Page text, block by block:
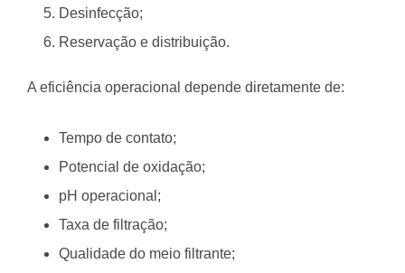
Desinfecção;
Reservação e distribuição.
A eficiência operacional depende diretamente de:
Tempo de contato;
Potencial de oxidação;
pH operacional;
Taxa de filtração;
Qualidade do meio filtrante;